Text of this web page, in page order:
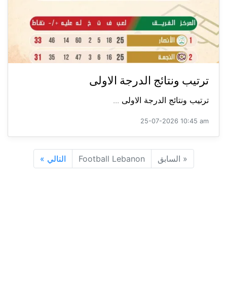
ترتيب ونتائج الدرجة الاولى
ترتيب ونتائج الدرجة الاولى ...
25-07-2026 10:45 am
« السابق Football Lebanon التالي »